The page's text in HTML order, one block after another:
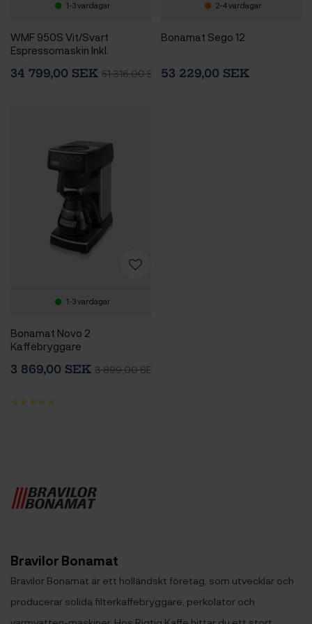
1-3 vardagar
WMF 950S Vit/Svart
Espressomaskin Inkl.
& Cooler 1L
34 799,00 SEK 51 316,00 SEK
2-4 vardagar
Bonamat Sego 12
53 229,00 SEK
1-3 vardagar
Bonamat Novo 2
Kaffebryggare
3 869,00 SEK 3 899,00 SEK
Bravilor Bonamat
Bravilor Bonamat är ett holländskt företag, som utvecklar och
producerar solida filterkaffebryggare, perkolator och